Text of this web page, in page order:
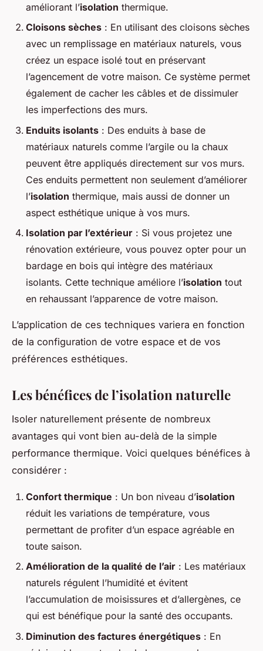
améliorant l’isolation thermique.
Cloisons sèches : En utilisant des cloisons sèches
avec un remplissage en matériaux naturels, vous
créez un espace isolé tout en préservant
l’agencement de votre maison. Ce système permet
également de cacher les câbles et de dissimuler
les imperfections des murs.
Enduits isolants : Des enduits à base de
matériaux naturels comme l’argile ou la chaux
peuvent être appliqués directement sur vos murs.
Ces enduits permettent non seulement d’améliorer
l’isolation thermique, mais aussi de donner un
aspect esthétique unique à vos murs.
Isolation par l’extérieur : Si vous projetez une
rénovation extérieure, vous pouvez opter pour un
bardage en bois qui intègre des matériaux
isolants. Cette technique améliore l’isolation tout
en rehaussant l’apparence de votre maison.
L’application de ces techniques variera en fonction
de la configuration de votre espace et de vos
préférences esthétiques.
Les bénéfices de l’isolation naturelle
Isoler naturellement présente de nombreux
avantages qui vont bien au-delà de la simple
performance thermique. Voici quelques bénéfices à
considérer :
Confort thermique : Un bon niveau d’isolation
réduit les variations de température, vous
permettant de profiter d’un espace agréable en
toute saison.
Amélioration de la qualité de l’air : Les matériaux
naturels régulent l’humidité et évitent
l’accumulation de moisissures et d’allergènes, ce
qui est bénéfique pour la santé des occupants.
Diminution des factures énergétiques : En